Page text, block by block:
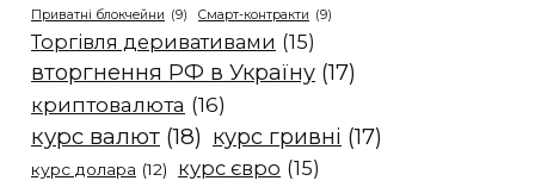
Приватні блокчейни (9) Смарт-контракти (9)
Торгівля деривативами (15)
вторгнення РФ в Україну (17)
криптовалюта (16)
курс валют (18) курс гривні (17)
курс долара (12) курс євро (15)